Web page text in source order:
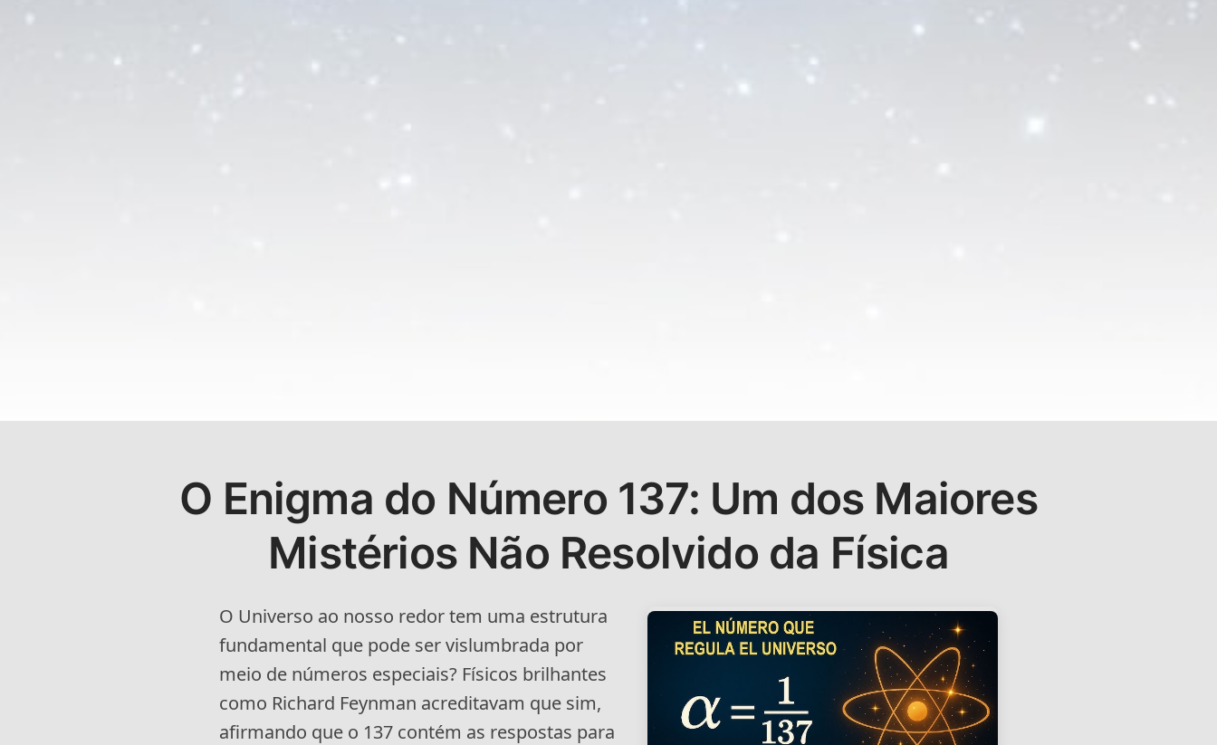
O Enigma do Número 137: Um dos Maiores
Mistérios Não Resolvido da Física
O Universo ao nosso redor tem uma estrutura
fundamental que pode ser vislumbrada por
meio de números especiais? Físicos brilhantes
como Richard Feynman acreditavam que sim,
afirmando que o 137 contém as respostas para